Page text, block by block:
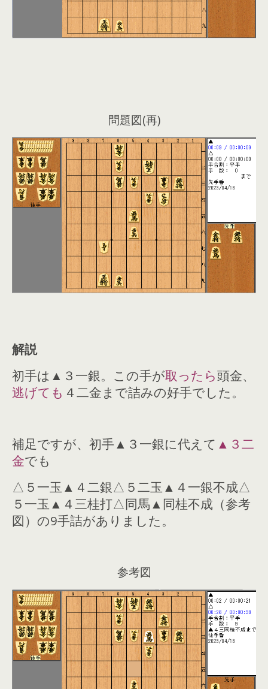
問題図(再)
解説
初手は▲３一銀。この手が取ったら頭金、
逃げても ４二金まで詰みの好手でした。
補足ですが、初手▲３一銀に代えて ▲３二
金でも
△５一玉▲４二銀△５二玉▲４一銀不成△
５一玉▲４三桂打△同馬▲同桂不成（参考
図）の9手詰がありました。
参考図